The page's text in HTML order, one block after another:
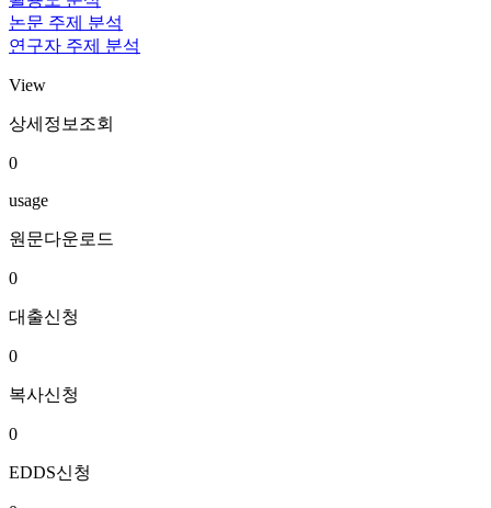
논문 주제 분석
연구자 주제 분석
View
상세정보조회
0
usage
원문다운로드
0
대출신청
0
복사신청
0
EDDS신청